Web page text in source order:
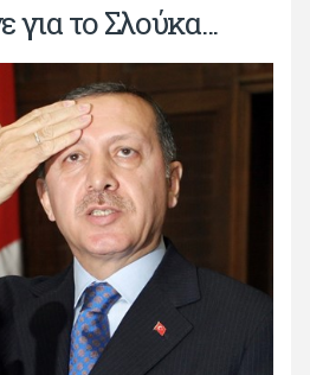
για το Σλούκα...